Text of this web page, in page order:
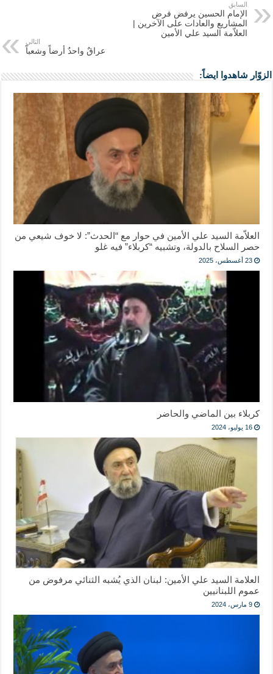
السابق
الإمام الحسين يرفض فرض
المشاريع والعادات على الآخرين |
العلاّمة السيد علي الأمين
التالي
عراقٌ واحدٌ أرضاً وشعباً
الزوّار شاهدوا ايضاً:
العلاّمة السيد علي الأمين في حوار مع “الحدث”: لا خوف شيعي من
حصر السلاح بالدولة، وتشبيه “كربلاء” فيه غلو
23 أغسطس، 2025
كربلاء بين الماضي والحاضر
16 يوليو، 2024
العلامة السيد علي الأمين: لبنان الذي يُشبه الثنائي مرفوض من
عموم اللبنانيين
9 مارس، 2024